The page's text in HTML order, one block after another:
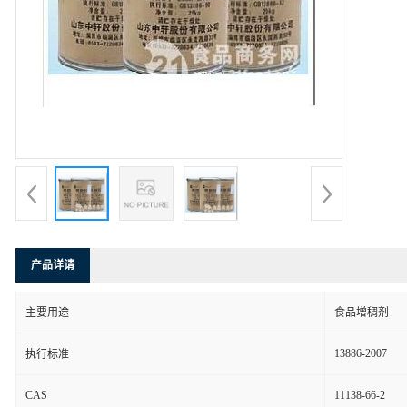
产品详请
主要用途 食品增稠剂
执行标准 13886-2007
CAS 11138-66-2